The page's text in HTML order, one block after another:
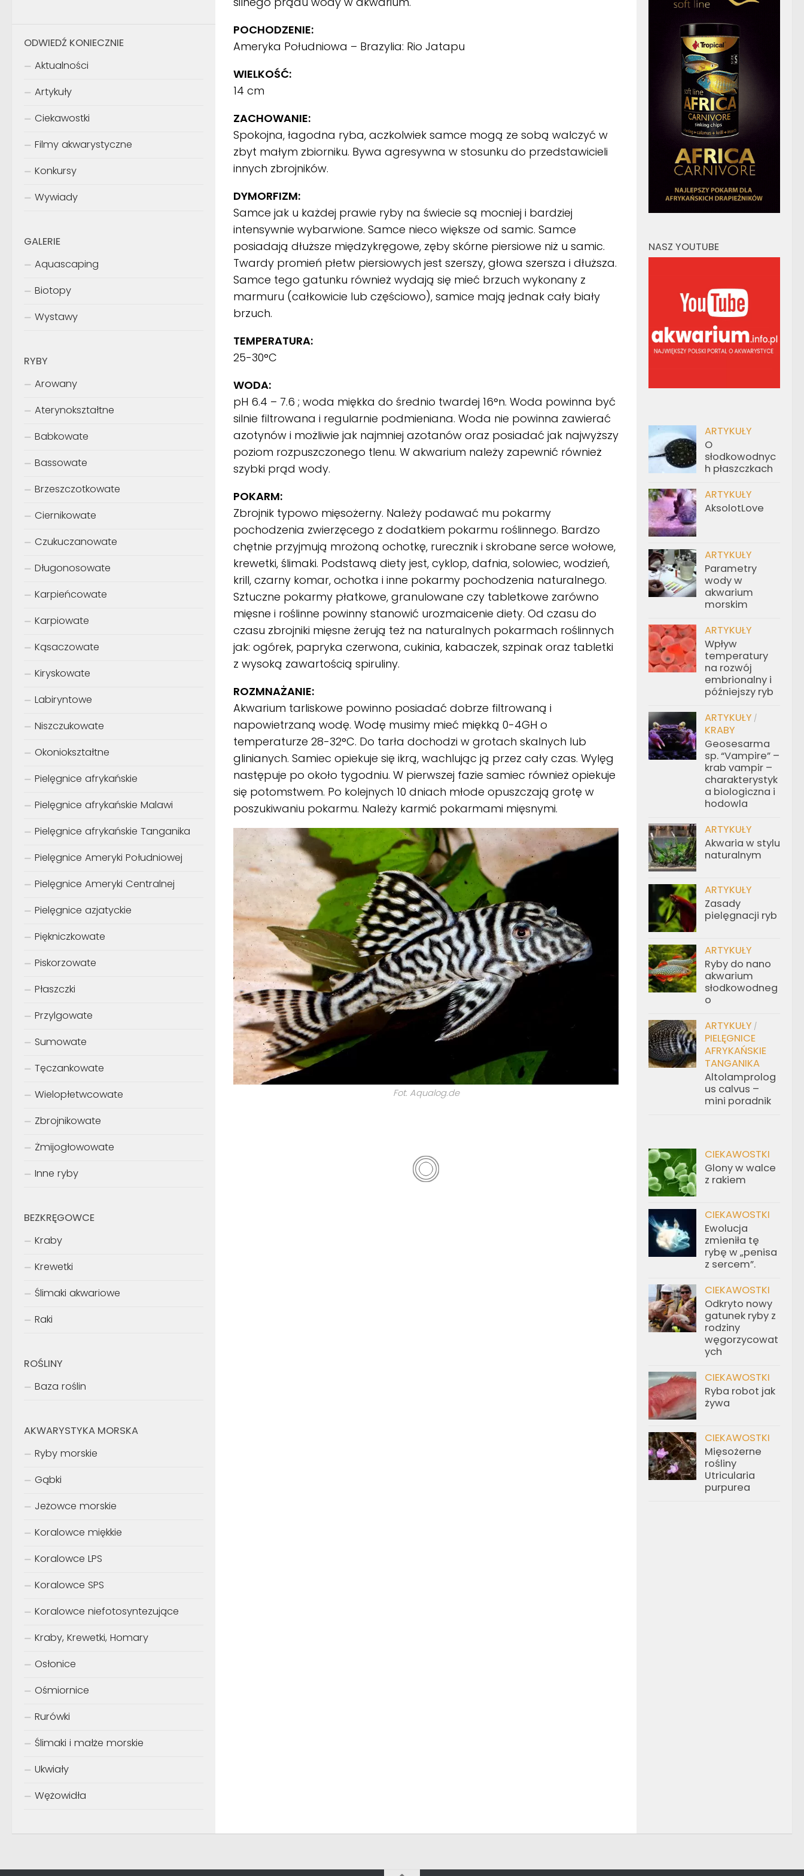
POCHODZENIE:
Ameryka Południowa – Brazylia: Rio Jatapu
WIELKOŚĆ:
14 cm
ZACHOWANIE:
Spokojna, łagodna ryba, aczkolwiek samce mogą ze sobą walczyć w
zbyt małym zbiorniku. Bywa agresywna w stosunku do przedstawicieli
innych zbrojników.
DYMORFIZM:
Samce jak u każdej prawie ryby na świecie są mocniej i bardziej
intensywnie wybarwione. Samce nieco większe od samic. Samce
posiadają dłuższe międzykręgowe, zęby skórne piersiowe niż u samic.
Twardy promień płetw piersiowych jest szerszy, głowa szersza i dłuższa.
Samce tego gatunku również wydają się mieć brzuch wykonany z
marmuru (całkowicie lub częściowo), samice mają jednak cały biały
brzuch.
TEMPERATURA:
25-30°C
WODA:
pH 6.4 – 7.6 ; woda miękka do średnio twardej 16°n. Woda powinna być
silnie filtrowana i regularnie podmieniana. Woda nie powinna zawierać
azotynów i możliwie jak najmniej azotanów oraz posiadać jak najwyższy
poziom rozpuszczonego tlenu. W akwarium należy zapewnić również
szybki prąd wody.
POKARM:
Zbrojnik typowo mięsożerny. Należy podawać mu pokarmy
pochodzenia zwierzęcego z dodatkiem pokarmu roślinnego. Bardzo
chętnie przyjmują mrożoną ochotkę, rurecznik i skrobane serce wołowe,
krewetki, ślimaki. Podstawą diety jest, cyklop, dafnia, solowiec, wodzień,
krill, czarny komar, ochotka i inne pokarmy pochodzenia naturalnego.
Sztuczne pokarmy płatkowe, granulowane czy tabletkowe zarówno
mięsne i roślinne powinny stanowić urozmaicenie diety. Od czasu do
czasu zbrojniki mięsne żerują też na naturalnych pokarmach roślinnych
jak: ogórek, papryka czerwona, cukinia, kabaczek, szpinak oraz tabletki
z wysoką zawartością spiruliny.
ROZMNAŻANIE:
Akwarium tarliskowe powinno posiadać dobrze filtrowaną i
napowietrzaną wodę. Wodę musimy mieć miękką 0-4GH o
temperaturze 28-32°C. Do tarła dochodzi w grotach skalnych lub
glinianych. Samiec opiekuje się ikrą, wachlując ją przez cały czas. Wylęg
następuje po około tygodniu. W pierwszej fazie samiec również opiekuje
się potomstwem. Po kolejnych 10 dniach młode opuszczają grotę w
poszukiwaniu pokarmu. Należy karmić pokarmami mięsnymi.
Fot. Aqualog.de
ODWIEDŹ KONIECZNIE
Aktualności
Artykuły
Ciekawostki
Filmy akwarystyczne
Konkursy
Wywiady
GALERIE
Aquascaping
Biotopy
Wystawy
RYBY
Arowany
Aterynokształtne
Babkowate
Bassowate
Brzeszczotkowate
Ciernikowate
Czukuczanowate
Długonosowate
Karpieńcowate
Karpiowate
Kąsaczowate
Kiryskowate
Labiryntowe
Niszczukowate
Okoniokształtne
Pielęgnice afrykańskie
Pielęgnice afrykańskie Malawi
Pielęgnice afrykańskie Tanganika
Pielęgnice Ameryki Południowej
Pielęgnice Ameryki Centralnej
Pielęgnice azjatyckie
Piękniczkowate
Piskorzowate
Płaszczki
Przylgowate
Sumowate
Tęczankowate
Wielopłetwcowate
Zbrojnikowate
Żmijogłowowate
Inne ryby
BEZKRĘGOWCE
Kraby
Krewetki
Ślimaki akwariowe
Raki
ROŚLINY
Baza roślin
AKWARYSTYKA MORSKA
Ryby morskie
Gąbki
Jeżowce morskie
Koralowce miękkie
Koralowce LPS
Koralowce SPS
Koralowce niefotosyntezujące
Kraby, Krewetki, Homary
Osłonice
Ośmiornice
Rurówki
Ślimaki i małże morskie
Ukwiały
Wężowidła
NASZ YOUTUBE
ARTYKUŁY
O
słodkowodnyc
h płaszczkach
ARTYKUŁY
AksolotLove
ARTYKUŁY
Parametry
wody w
akwarium
morskim
ARTYKUŁY
Wpływ
temperatury
na rozwój
embrionalny i
późniejszy ryb
ARTYKUŁY /
KRABY
Geosesarma
sp. “Vampire” –
krab vampir –
charakterystyk
a biologiczna i
hodowla
ARTYKUŁY
Akwaria w stylu
naturalnym
ARTYKUŁY
Zasady
pielęgnacji ryb
ARTYKUŁY
Ryby do nano
akwarium
słodkowodneg
o
ARTYKUŁY /
PIELĘGNICE
AFRYKAŃSKIE
TANGANIKA
Altolamprolog
us calvus –
mini poradnik
CIEKAWOSTKI
Glony w walce
z rakiem
CIEKAWOSTKI
Ewolucja
zmieniła tę
rybę w „penisa
z sercem”.
CIEKAWOSTKI
Odkryto nowy
gatunek ryby z
rodziny
węgorzycowat
ych
CIEKAWOSTKI
Ryba robot jak
żywa
CIEKAWOSTKI
Mięsożerne
rośliny
Utricularia
purpurea